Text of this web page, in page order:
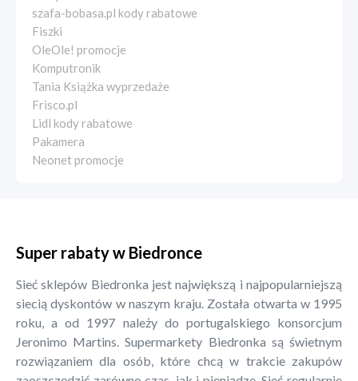
szafa-bobasa.pl kody rabatowe
Fiszki
OleOle! promocje
Komputronik
Tania Książka wyprzedaże
Frisco.pl
Lidl kody rabatowe
Pakamera
Neonet promocje
Super rabaty w Biedronce
Sieć sklepów Biedronka jest największą i najpopularniejszą
siecią dyskontów w naszym kraju. Została otwarta w 1995
roku, a od 1997 należy do portugalskiego konsorcjum
Jeronimo Martins. Supermarkety Biedronka są świetnym
rozwiązaniem dla osób, które chcą w trakcie zakupów